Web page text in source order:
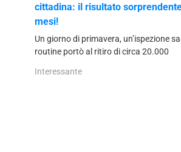
cittadina: il risultato
mesi!
Un giorno di primavera, un’ispezione
routine portò al ritiro di circa 20.000
Interessante